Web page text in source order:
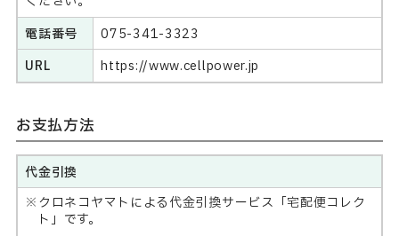
電話番号
075-341-3323
URL
https://www.cellpower.jp
お支払方法
代金引換
クロネコヤマトによる代金引換サービス「宅配便コレク
ト」です。